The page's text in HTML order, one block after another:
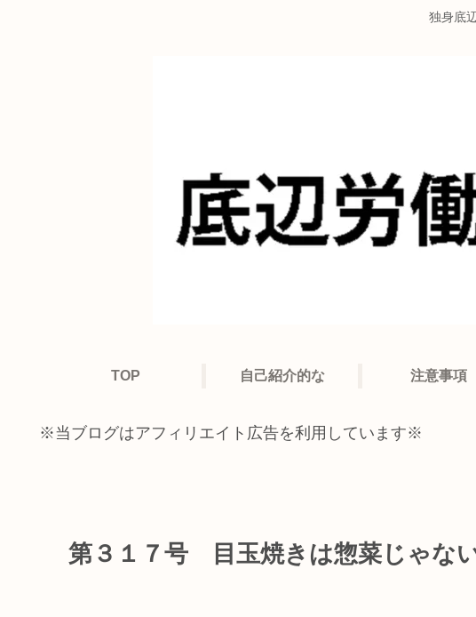
独身底
TOP 自己紹介的な 注意事項
※当ブログはアフィリエイト広告を利用しています※
第３１７号 目玉焼きは惣菜じゃな